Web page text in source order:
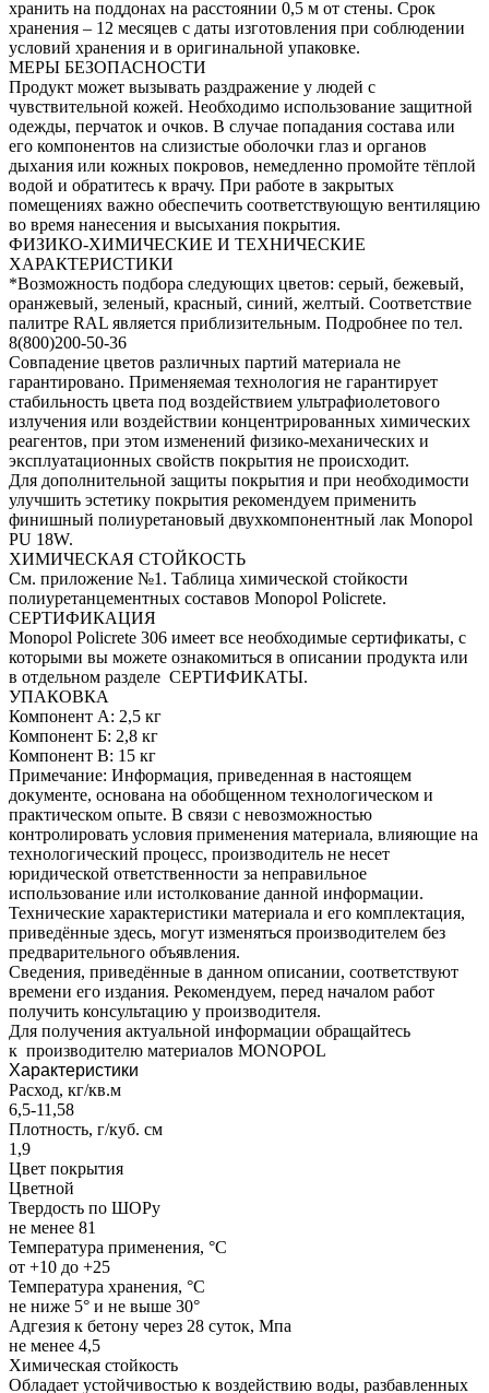
хранить на поддонах на расстоянии 0,5 м от стены. Срок
хранения – 12 месяцев с даты изготовления при соблюдении
условий хранения и в оригинальной упаковке.
МЕРЫ БЕЗОПАСНОСТИ
Продукт может вызывать раздражение у людей с
чувствительной кожей. Необходимо использование защитной
одежды, перчаток и очков. В случае попадания состава или
его компонентов на слизистые оболочки глаз и органов
дыхания или кожных покровов, немедленно промойте тёплой
водой и обратитесь к врачу. При работе в закрытых
помещениях важно обеспечить соответствующую вентиляцию
во время нанесения и высыхания покрытия.
ФИЗИКО-ХИМИЧЕСКИЕ И ТЕХНИЧЕСКИЕ
ХАРАКТЕРИСТИКИ
*Возможность подбора следующих цветов: серый, бежевый,
оранжевый, зеленый, красный, синий, желтый. Соответствие
палитре RAL является приблизительным. Подробнее по тел.
8(800)200-50-36
Совпадение цветов различных партий материала не
гарантировано. Применяемая технология не гарантирует
стабильность цвета под воздействием ультрафиолетового
излучения или воздействии концентрированных химических
реагентов, при этом изменений физико-механических и
эксплуатационных свойств покрытия не происходит.
Для дополнительной защиты покрытия и при необходимости
улучшить эстетику покрытия рекомендуем применить
финишный полиуретановый двухкомпонентный лак Monopol
PU 18W.
ХИМИЧЕСКАЯ СТОЙКОСТЬ
См. приложение №1. Таблица химической стойкости
полиуретанцементных составов Monopol Policrete.
СЕРТИФИКАЦИЯ
Monopol Policrete 306 имеет все необходимые сертификаты, с
которыми вы можете ознакомиться в описании продукта или
в отдельном разделе СЕРТИФИКАТЫ.
УПАКОВКА
Компонент А: 2,5 кг
Компонент Б: 2,8 кг
Компонент В: 15 кг
Примечание: Информация, приведенная в настоящем
документе, основана на обобщенном технологическом и
практическом опыте. В связи с невозможностью
контролировать условия применения материала, влияющие на
технологический процесс, производитель не несет
юридической ответственности за неправильное
использование или истолкование данной информации.
Технические характеристики материала и его комплектация,
приведённые здесь, могут изменяться производителем без
предварительного объявления.
Сведения, приведённые в данном описании, соответствуют
времени его издания. Рекомендуем, перед началом работ
получить консультацию у производителя.
Для получения актуальной информации обращайтесь
к производителю материалов MONOPOL
Характеристики
Расход, кг/кв.м
6,5-11,58
Плотность, г/куб. см
1,9
Цвет покрытия
Цветной
Твердость по ШОРу
не менее 81
Температура применения, °С
от +10 до +25
Температура хранения, °С
не ниже 5° и не выше 30°
Адгезия к бетону через 28 суток, Мпа
не менее 4,5
Химическая стойкость
Обладает устойчивостью к воздействию воды, разбавленных